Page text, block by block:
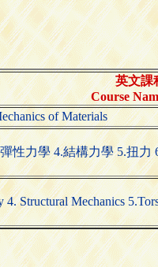
英文課
Course
of Materials
性力學 4.結構力學 5.扭力
Structural Mechanics